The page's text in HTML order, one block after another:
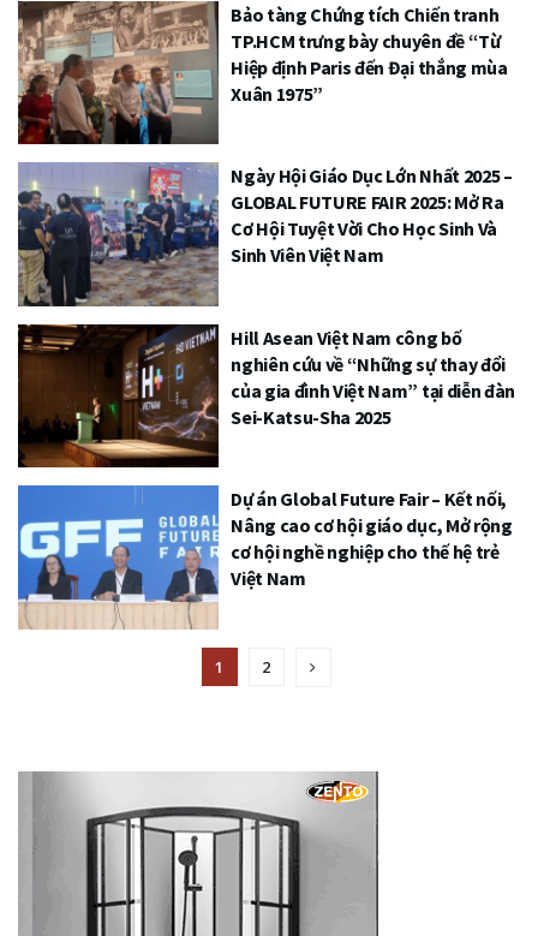
Bảo tàng Chứng tích Chiến tranh
TP.HCM trưng bày chuyên đề “Từ
Hiệp định Paris đến Đại thắng mùa
Xuân 1975”
Ngày Hội Giáo Dục Lớn Nhất 2025 –
GLOBAL FUTURE FAIR 2025: Mở Ra
Cơ Hội Tuyệt Vời Cho Học Sinh Và
Sinh Viên Việt Nam
Hill Asean Việt Nam công bố
nghiên cứu về “Những sự thay đổi
của gia đình Việt Nam” tại diễn đàn
Sei-Katsu-Sha 2025
Dự án Global Future Fair – Kết nối,
Nâng cao cơ hội giáo dục, Mở rộng
cơ hội nghề nghiệp cho thế hệ trẻ
Việt Nam
1 2